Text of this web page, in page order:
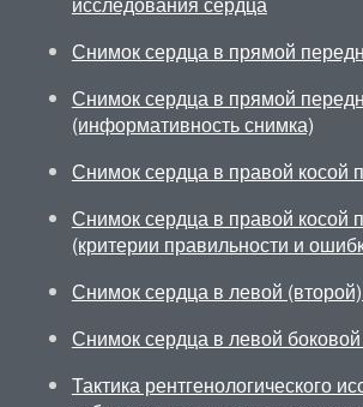
Снимок сердца в прямой
Снимок сердца в прямой
(информативность снимка)
Снимок сердца в правой косой
Снимок сердца в правой косой
(критерии правильности и
Снимок сердца в левой
Снимок сердца в левой
Тактика рентгенологического